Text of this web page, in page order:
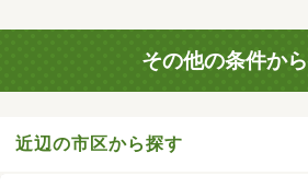
その他の条件か
近辺の市区から探す